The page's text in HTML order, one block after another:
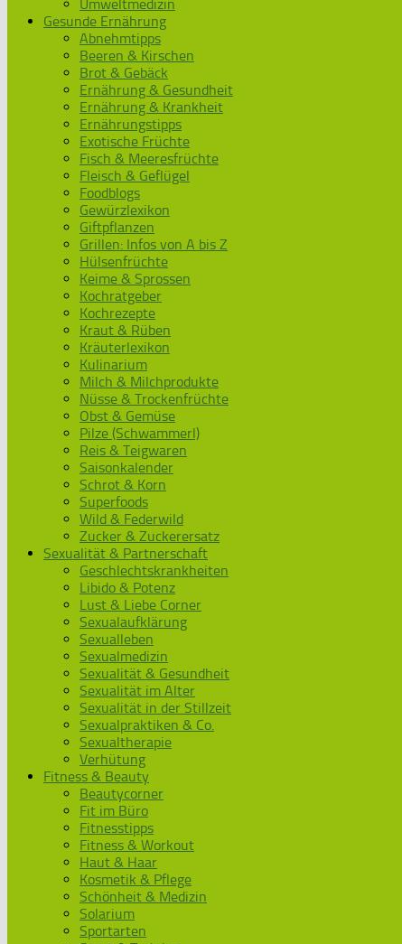
Umweltmedizin
Gesunde Ernährung
Abnehmtipps
Beeren & Kirschen
Brot & Gebäck
Ernährung & Gesundheit
Ernährung & Krankheit
Ernährungstipps
Exotische Früchte
Fisch & Meeresfrüchte
Fleisch & Geflügel
Foodblogs
Gewürzlexikon
Giftpflanzen
Grillen: Infos von A bis Z
Hülsenfrüchte
Keime & Sprossen
Kochratgeber
Kochrezepte
Kraut & Rüben
Kräuterlexikon
Kulinarium
Milch & Milchprodukte
Nüsse & Trockenfrüchte
Obst & Gemüse
Pilze (Schwammerl)
Reis & Teigwaren
Saisonkalender
Schrot & Korn
Superfoods
Wild & Federwild
Zucker & Zuckerersatz
Sexualität & Partnerschaft
Geschlechtskrankheiten
Libido & Potenz
Lust & Liebe Corner
Sexualaufklärung
Sexualleben
Sexualmedizin
Sexualität & Gesundheit
Sexualität im Alter
Sexualität in der Stillzeit
Sexualpraktiken & Co.
Sexualtherapie
Verhütung
Fitness & Beauty
Beautycorner
Fit im Büro
Fitnesstipps
Fitness & Workout
Haut & Haar
Kosmetik & Pflege
Schönheit & Medizin
Solarium
Sportarten